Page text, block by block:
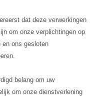
dat deze verwerkingen
om onze verplichtingen op
en ons gesloten
belang om uw
om onze dienstverlening